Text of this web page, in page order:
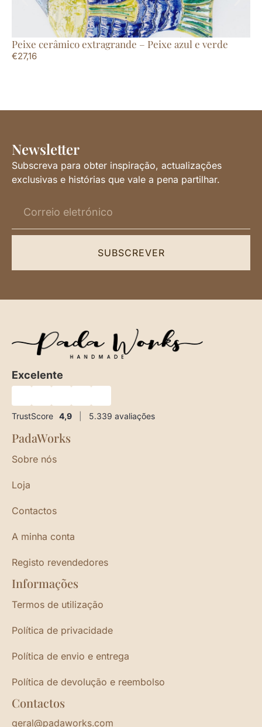
Peixe cerâmico extragrande – Peixe azul e verde
€27,16
Newsletter
Subscreva para obter inspiração, actualizações
exclusivas e histórias que vale a pena partilhar.
SUBSCREVER
Excelente
TrustScore 4,9 5.339 avaliações
PadaWorks
Sobre nós
Loja
Contactos
A minha conta
Registo revendedores
Informações
Termos de utilização
Política de privacidade
Política de envio e entrega
Política de devolução e reembolso
Contactos
geral@padaworks.com